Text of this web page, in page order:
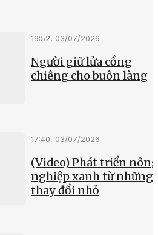
19:52, 03/07/2026
Người giữ lửa cồng
chiêng cho buôn làng
17:40, 03/07/2026
(Video) Phát triển nông
nghiệp xanh từ những
thay đổi nhỏ